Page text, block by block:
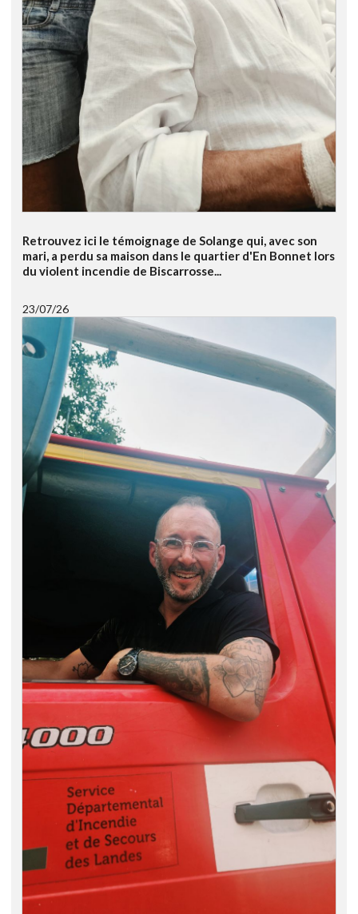
Retrouvez ici le témoignage de Solange qui, avec son
mari, a perdu sa maison dans le quartier d'En Bonnet lors
du violent incendie de Biscarrosse...
23/07/26